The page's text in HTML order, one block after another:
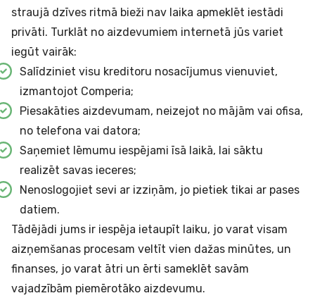
straujā dzīves ritmā bieži nav laika apmeklēt iestādi
privāti. Turklāt no aizdevumiem internetā jūs variet
iegūt vairāk:
Salīdziniet visu kreditoru nosacījumus vienuviet,
izmantojot Comperia;
Piesakāties aizdevumam, neizejot no mājām vai ofisa,
no telefona vai datora;
Saņemiet lēmumu iespējami īsā laikā, lai sāktu
realizēt savas ieceres;
Nenoslogojiet sevi ar izziņām, jo pietiek tikai ar pases
datiem.
Tādējādi jums ir iespēja ietaupīt laiku, jo varat visam
aizņemšanas procesam veltīt vien dažas minūtes, un
finanses, jo varat ātri un ērti sameklēt savām
vajadzībām piemērotāko aizdevumu.